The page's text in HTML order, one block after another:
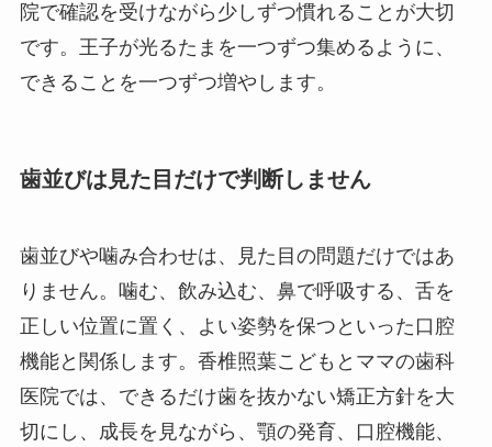
院で確認を受けながら少しずつ慣れることが大切
です。王子が光るたまを一つずつ集めるように、
できることを一つずつ増やします。
歯並びは見た目だけで判断しません
歯並びや噛み合わせは、見た目の問題だけではあ
りません。噛む、飲み込む、鼻で呼吸する、舌を
正しい位置に置く、よい姿勢を保つといった口腔
機能と関係します。香椎照葉こどもとママの歯科
医院では、できるだけ歯を抜かない矯正方針を大
切にし、成長を見ながら、顎の発育、口腔機能、